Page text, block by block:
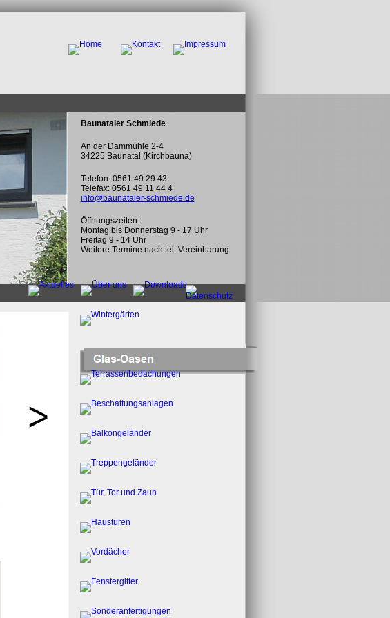
Baunataler Schmiede
An der Dammühle 2-4
34225 Baunatal (Kirchbauna)
Telefon: 0561 49 29 43
Telefax: 0561 49 11 44 4
info@baunataler-schmiede.de
Öffnungszeiten:
Montag bis Donnerstag 9 - 17 Uhr
Freitag 9 - 14 Uhr
Weitere Termine nach tel. Vereinbarung